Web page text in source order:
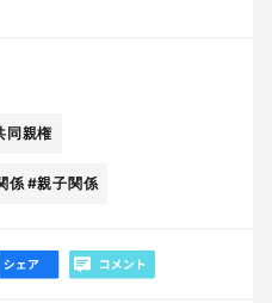
同親権
係 #親子関係